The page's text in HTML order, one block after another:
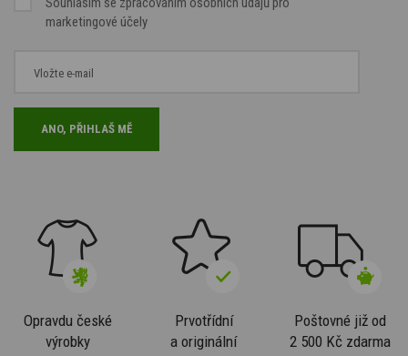
marketingové účely
Opravdu české
výrobky
Prvotřídní
a originální
Poštovné již od
2 500 Kč zdarma